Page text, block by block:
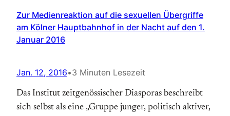
Zur Medienreaktion auf die sexuellen Übergriffe
am Kölner Hauptbahnhof in der Nacht auf den 1.
Januar 2016
Jan. 12, 2016•3 Minuten Lesezeit
Das Institut zeitgenössischer Diasporas beschreibt
sich selbst als eine „Gruppe junger, politisch aktiver,